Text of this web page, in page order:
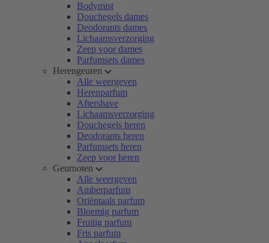
Bodymist
Douchegels dames
Deodorants dames
Lichaamsverzorging
Zeep voor dames
Parfumsets dames
Herengeuren
Alle weergeven
Herenparfum
Aftershave
Lichaamsverzorging
Douchegels heren
Deodorants heren
Parfumsets heren
Zeep voor heren
Geurnoten
Alle weergeven
Amberparfum
Oriëntaals parfum
Bloemig parfum
Fruitig parfum
Fris parfum